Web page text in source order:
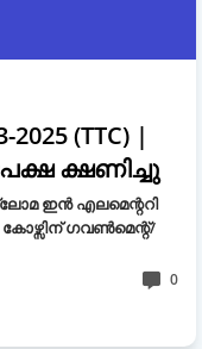
(TTC) |
ക്ഷണിച്ചു
ഇൻ എലമെന്ററി
ഗവൺമെന്റ്/
0